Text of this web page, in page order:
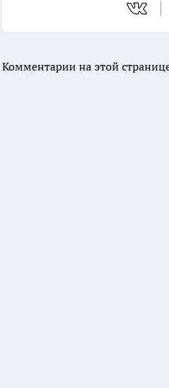
Комментарии на этой